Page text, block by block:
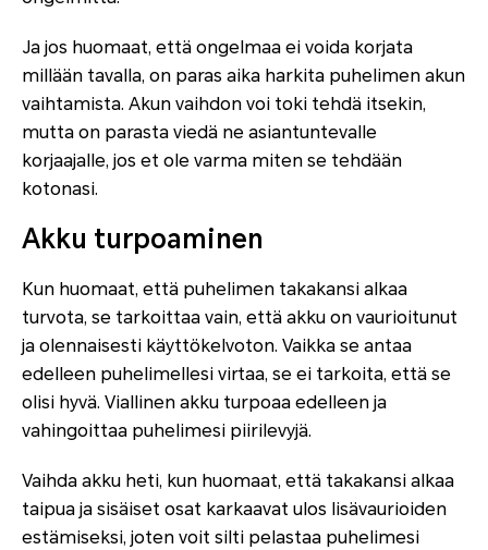
Ja jos huomaat, että ongelmaa ei voida korjata
millään tavalla, on paras aika harkita puhelimen akun
vaihtamista. Akun vaihdon voi toki tehdä itsekin,
mutta on parasta viedä ne asiantuntevalle
korjaajalle, jos et ole varma miten se tehdään
kotonasi.
Akku turpoaminen
Kun huomaat, että puhelimen takakansi alkaa
turvota, se tarkoittaa vain, että akku on vaurioitunut
ja olennaisesti käyttökelvoton. Vaikka se antaa
edelleen puhelimellesi virtaa, se ei tarkoita, että se
olisi hyvä. Viallinen akku turpoaa edelleen ja
vahingoittaa puhelimesi piirilevyjä.
Vaihda akku heti, kun huomaat, että takakansi alkaa
taipua ja sisäiset osat karkaavat ulos lisävaurioiden
estämiseksi, joten voit silti pelastaa puhelimesi